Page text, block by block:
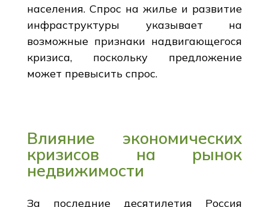
населения. Спрос на жилье и развитие
инфраструктуры указывает на
возможные признаки надвигающегося
кризиса, поскольку предложение
может превысить спрос.
Влияние экономических
кризисов на рынок
недвижимости
За последние десятилетия Россия